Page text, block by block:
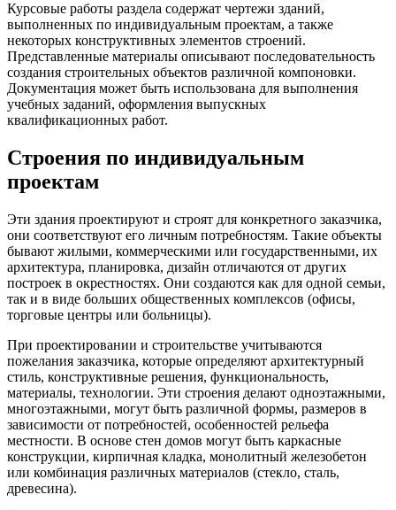
Курсовые работы раздела содержат чертежи зданий,
выполненных по индивидуальным проектам, а также
некоторых конструктивных элементов строений.
Представленные материалы описывают последовательность
создания строительных объектов различной компоновки.
Документация может быть использована для выполнения
учебных заданий, оформления выпускных
квалификационных работ.
Строения по индивидуальным
проектам
Эти здания проектируют и строят для конкретного заказчика,
они соответствуют его личным потребностям. Такие объекты
бывают жилыми, коммерческими или государственными, их
архитектура, планировка, дизайн отличаются от других
построек в окрестностях. Они создаются как для одной семьи,
так и в виде больших общественных комплексов (офисы,
торговые центры или больницы).
При проектировании и строительстве учитываются
пожелания заказчика, которые определяют архитектурный
стиль, конструктивные решения, функциональность,
материалы, технологии. Эти строения делают одноэтажными,
многоэтажными, могут быть различной формы, размеров в
зависимости от потребностей, особенностей рельефа
местности. В основе стен домов могут быть каркасные
конструкции, кирпичная кладка, монолитный железобетон
или комбинация различных материалов (стекло, сталь,
древесина).